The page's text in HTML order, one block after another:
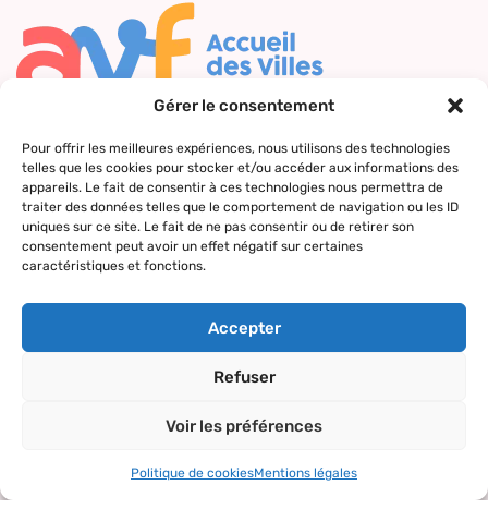
Gérer le consentement
Pour offrir les meilleures expériences, nous utilisons des technologies
telles que les cookies pour stocker et/ou accéder aux informations des
appareils. Le fait de consentir à ces technologies nous permettra de
traiter des données telles que le comportement de navigation ou les ID
uniques sur ce site. Le fait de ne pas consentir ou de retirer son
consentement peut avoir un effet négatif sur certaines
caractéristiques et fonctions.
Accepter
Refuser
Voir les préférences
Politique de cookiesMentions légales
Nous contacter
Qui sommes-
nous ?
Nos valeurs
La charte AVF
Nos actions
Accueil des
nouveaux
arrivants
Rencontres
Activités et
Le réseau
AVF
Répertoire
des AVF
l’actualité du
réseau
Suivez-nous